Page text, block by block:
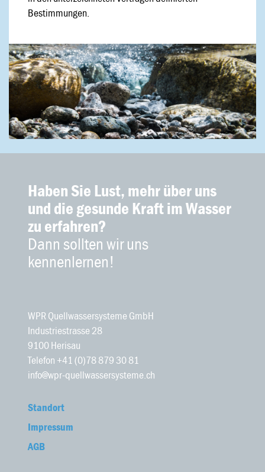
Bestimmungen.
Haben Sie Lust, mehr über uns
und die gesunde Kraft im Wasser
zu erfahren?
Dann sollten wir uns
kennenlernen!
WPR Quellwassersysteme GmbH
Industriestrasse 28
9100 Herisau
Telefon +41 (0)78 879 30 81
info@wpr-quellwassersysteme.ch
Standort
Impressum
AGB